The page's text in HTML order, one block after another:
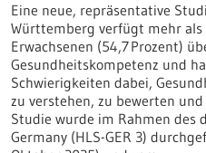
Eine neue, repräsentative
Württemberg verfügt mehr
Erwachsenen (54,7 Prozent)
Gesundheitskompetenz und
Schwierigkeiten dabei,
zu verstehen, zu bewerten
Studie wurde im Rahmen des
Germany (HLS-GER 3)